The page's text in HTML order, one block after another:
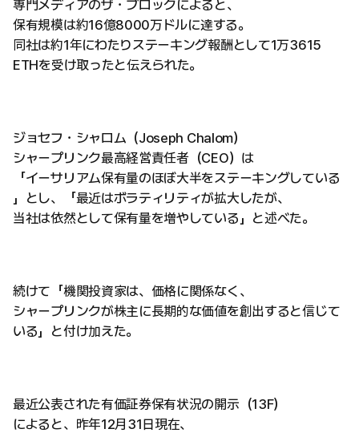
専門メディアのザ・ブロックによると、
保有規模は約16億8000万ドルに達する。
同社は約1年にわたりステーキング報酬として1万3615
ETHを受け取ったと伝えられた。
ジョセフ・シャロム（Joseph Chalom）
シャープリンク最高経営責任者（CEO）は
「イーサリアム保有量のほぼ大半をステーキングしている
」とし、「最近はボラティリティが拡大したが、
当社は依然として保有量を増やしている」と述べた。
続けて「機関投資家は、価格に関係なく、
シャープリンクが株主に長期的な価値を創出すると信じて
いる」と付け加えた。
最近公表された有価証券保有状況の開示（13F）
によると、昨年12月31日現在、